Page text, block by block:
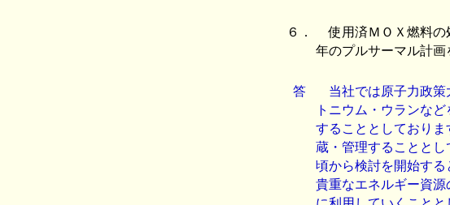
６．
使用済ＭＯＸ燃料の
年のプルサーマル計画
答
当社では原子力政策
トニウム・ウランな
することとしており
蔵・管理することと
頃から検討を開始す
貴重なエネルギー資